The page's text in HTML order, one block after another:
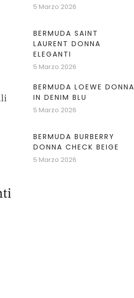
5 Marzo 2026
BERMUDA SAINT
LAURENT DONNA
ELEGANTI
5 Marzo 2026
BERMUDA LOEWE DONNA
IN DENIM BLU
5 Marzo 2026
BERMUDA BURBERRY
DONNA CHECK BEIGE
5 Marzo 2026